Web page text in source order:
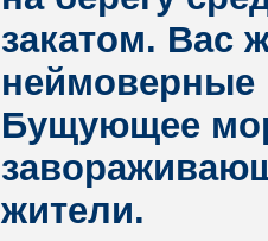
закатом. Вас
неймоверные
Бущующее
жители.